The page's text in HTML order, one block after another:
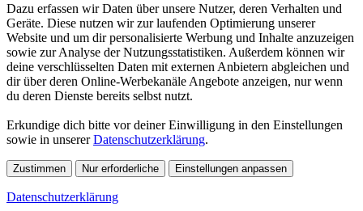
Dazu erfassen wir Daten über unsere Nutzer, deren Verhalten und
Geräte. Diese nutzen wir zur laufenden Optimierung unserer
Website und um dir personalisierte Werbung und Inhalte anzuzeigen
sowie zur Analyse der Nutzungsstatistiken. Außerdem können wir
deine verschlüsselten Daten mit externen Anbietern abgleichen und
dir über deren Online-Werbekanäle Angebote anzeigen, nur wenn
du deren Dienste bereits selbst nutzt.
Erkundige dich bitte vor deiner Einwilligung in den Einstellungen
sowie in unsererDatenschutzerklärung.
Zustimmen Nur erforderliche Einstellungen anpassen
Datenschutzerklärung